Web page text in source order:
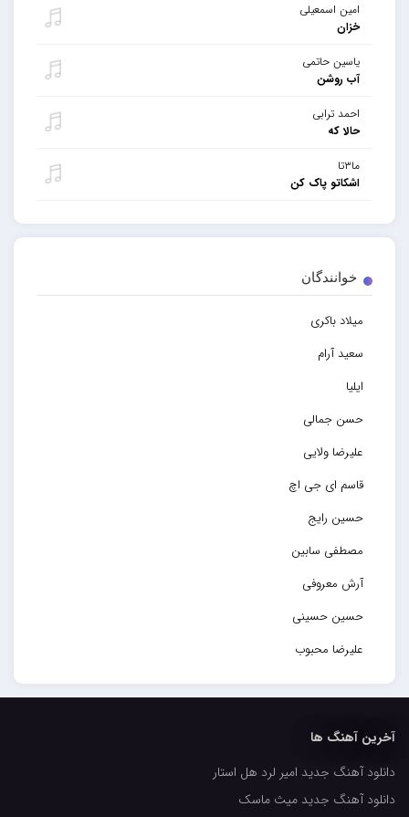
امین اسمعیلی
خزان
یاسین حاتمی
آب روشن
احمد ترابی
حالا که
ما۳تا
اشکاتو پاک کن
خوانندگان
میلاد باکری
سعید آرام
ایلیا
حسن جمالی
علیرضا ولایی
قاسم ای جی اچ
حسین رایج
مصطفی سابین
آرش معروفی
حسین حسینی
علیرضا محبوب
حسین حصارکی
کاپیتان
مجید رضوی
آخرین آهنگ ها
دانلود آهنگ جدید امیر لرد هل استار
دانلود آهنگ جدید میث ماسک